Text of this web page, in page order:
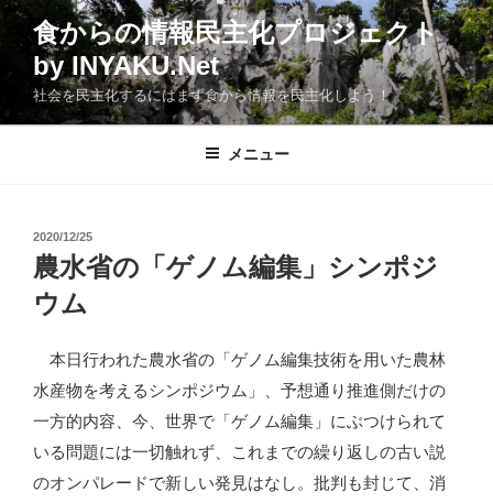
コ
食からの情報民主化プロジェクト
by INYAKU.Net
社会を民主化するにはまず食から情報を民主化しよう！
メニュー
投
稿
日:
2020/12/25
農水省の「ゲノム編集」シンポジ
ウム
本日行われた農水省の「ゲノム編集技術を用いた農林
水産物を考えるシンポジウム」、予想通り推進側だけの
一方的内容、今、世界で「ゲノム編集」にぶつけられて
いる問題には一切触れず、これまでの繰り返しの古い説
のオンパレードで新しい発見はなし。批判も封じて、消